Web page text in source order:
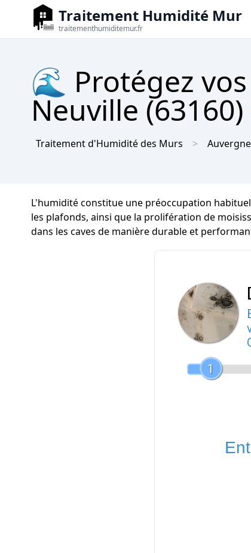
Traitement Humidité Mur
traitementhumiditemur.fr
🌊 Protégez
Neuville
Traitement d'Humidité des Murs
L'humidité constitue une préoccupation
les plafonds, ainsi que la prolifération de
dans les caves de manière durable et
1